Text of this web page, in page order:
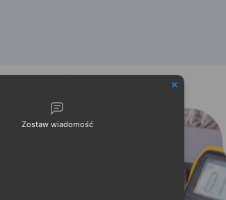
Zostaw wiadomość